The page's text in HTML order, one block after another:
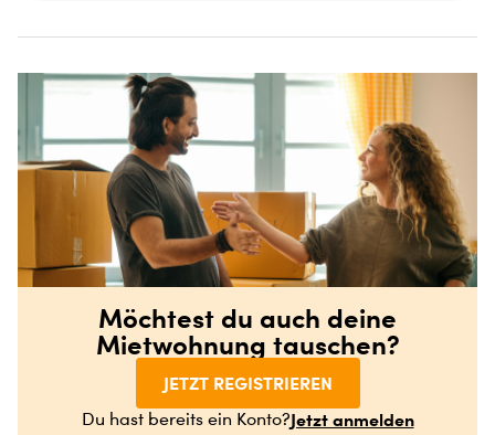
Möchtest du auch deine
Mietwohnung tauschen?
JETZT REGISTRIEREN
Du hast bereits ein Konto?Jetzt anmelden